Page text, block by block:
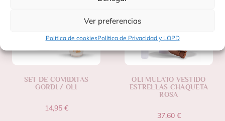
Ver preferencias
Política de cookiesPolítica de Privacidad y LOPD
SET DE COMIDITAS
GORDI / OLI
14,95 €
OLI MULATO VESTIDO
ESTRELLAS CHAQUETA
ROSA
37,60 €